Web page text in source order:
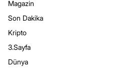
Magazin
Son Dakika
Kripto
3.Sayfa
Dünya